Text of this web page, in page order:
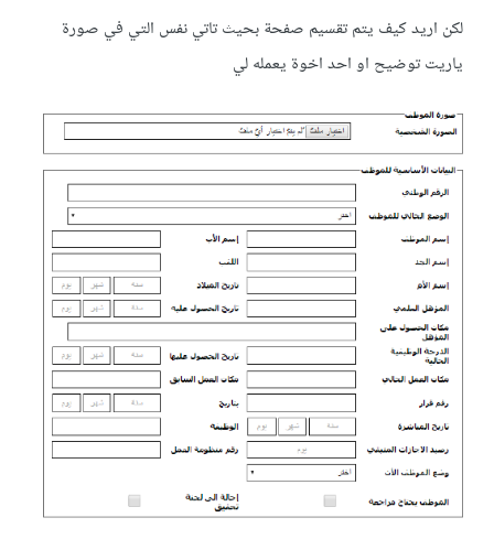
لكن اريد كيف يتم تقسيم صفحة بحيث تاتي نفس التي في صورة
ياريت توضيح او احد اخوة يعمله لي